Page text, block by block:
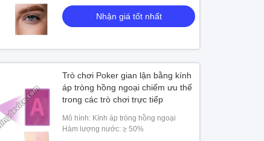
Nhận giá tốt nhất
Trò chơi Poker gian lận bằng kính
áp tròng hồng ngoại chiếm ưu thế
trong các trò chơi trực tiếp
Mô hình: Kính áp tròng hồng ngoại
Hàm lượng nước: ≥ 50%